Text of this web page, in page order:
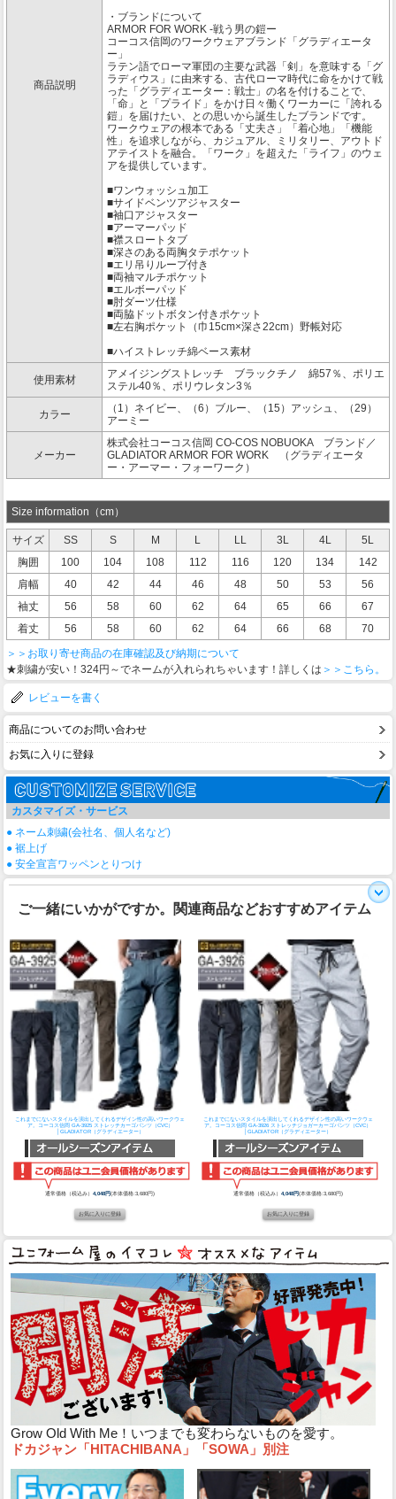
商品説明
・ブランドについて
ARMOR FOR WORK -戦う男の鎧ー
コーコス信岡のワークウェアブランド「グラディエータ
ー」
ラテン語でローマ軍団の主要な武器「剣」を意味する「グ
ラディウス」に由来する、古代ローマ時代に命をかけて戦
った「グラディエーター：戦士」の名を付けることで、
「命」と「プライド」をかけ日々働くワーカーに「誇れる
鎧」を届けたい、との思いから誕生したブランドです。
ワークウェアの根本である「丈夫さ」「着心地」「機能
性」を追求しながら、カジュアル、ミリタリー、アウトド
アテイストを融合。「ワーク」を超えた「ライフ」のウェ
アを提供しています。
■ワンウォッシュ加工
■サイドベンツアジャスター
■袖口アジャスター
■アーマーパッド
■襟スロートタブ
■深さのある両胸タテポケット
■エリ吊りループ付き
■両袖マルチポケット
■エルボーパッド
■肘ダーツ仕様
■両脇ドットボタン付きポケット
■左右胸ポケット（巾15cm×深さ22cm）野帳対応
■ハイストレッチ綿ベース素材
使用素材
アメイジングストレッチ ブラックチノ 綿57％、ポリエ
ステル40％、ポリウレタン3％
カラー
（1）ネイビー、（6）ブルー、（15）アッシュ、（29）
アーミー
メーカー
株式会社コーコス信岡 CO-COS NOBUOKA ブランド／
GLADIATOR ARMOR FOR WORK （グラディエータ
ー・アーマー・フォーワーク）
Size information（cm）
サイズ SS S M L LL 3L 4L
5L
胸囲
100 104 108 112 116 120 134
142
肩幅
40 42 44 46 48 50 53
56
袖丈
56 58 60 62 64 65 66
67
着丈
56 58 60 62 64 66 68
70
＞＞お取り寄せ商品の在庫確認及び納期について
★刺繍が安い！324円～でネームが入れられちゃいます！詳しくは ＞＞こちら。
レビューを書く
商品についてのお問い合わせ
お気に入りに登録
カスタマイズ・サービス
● ネーム刺繍(会社名、個人名など)
● 裾上げ
● 安全宣言ワッペンとりつけ
ご一緒にいかがですか。関連商品などおすすめアイテム
これまでにないスタイルを演出してくれるデザイン性の高いワークウェ
ア。
コーコス信岡 GA-3925 ストレッチカーゴパンツ（CVC）
│GLADIATOR（グラディエーター）
通常価格（税込み）4,048円(本体価格:3,680円)
これまでにないスタイルを演出してくれるデザイン性の高いワークウェ
ア。 コーコス信岡 GA-3926 ストレッチジョガーカーゴパンツ（CVC）
│GLADIATOR（グラディエーター）
通常価格（税込み） 4,048円(本体価格:3,680円)
Grow Old With Me！いつまでも変わらないものを愛す。
ドカジャン「HITACHIBANA」「SOWA」別注